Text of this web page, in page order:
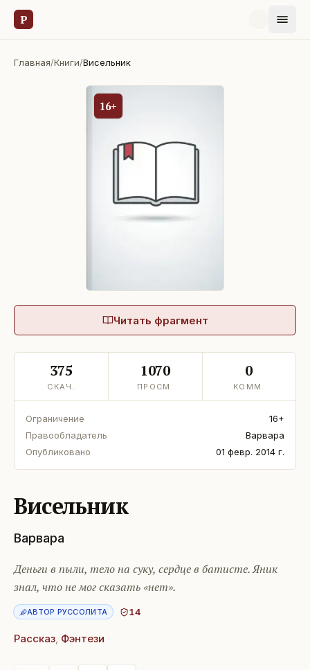
Р
Главная/Книги/Висельник
16+
Читать фрагмент
375
СКАЧ.
1070
ПРОСМ.
0
КОММ.
Ограничение
16+
Правообладатель
Варвара
Опубликовано
01 февр. 2014 г.
Висельник
Варвара
Деньги в пыли, тело на суку, сердце в батисте. Яник
знал, что не мог сказать «нет».
АВТОР РУССОЛИТА 14
Рассказ, Фэнтези